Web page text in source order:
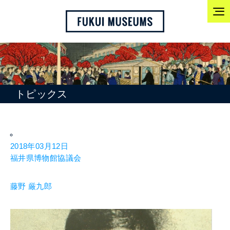
トピックス
2018年03月12日
福井県博物館協議会
藤野 厳九郎